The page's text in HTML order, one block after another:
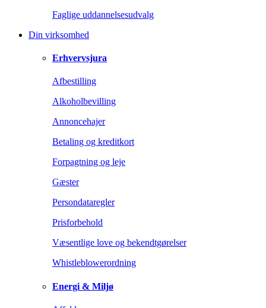
Faglige uddannelsesudvalg
Din virksomhed
Erhvervsjura
Afbestilling
Alkoholbevilling
Annoncehajer
Betaling og kreditkort
Forpagtning og leje
Gæster
Persondataregler
Prisforbehold
Væsentlige love og bekendtgørelser
Whistleblowerordning
Energi & Miljø